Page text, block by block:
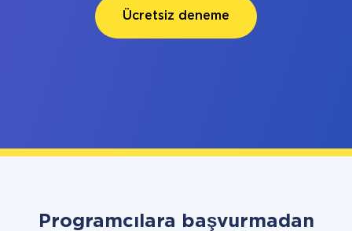
Ücretsiz deneme
Programcılara başvurmadan